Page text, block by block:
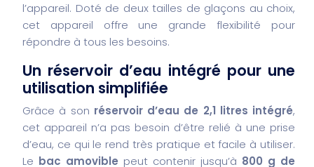
l’appareil. Doté de deux tailles de glaçons au choix,
cet appareil offre une grande flexibilité pour
répondre à tous les besoins.
Un réservoir d’eau intégré pour une
utilisation simplifiée
Grâce à son réservoir d’eau de 2,1 litres intégré,
cet appareil n’a pas besoin d’être relié à une prise
d’eau, ce qui le rend très pratique et facile à utiliser.
Le bac amovible peut contenir jusqu’à 800 g de